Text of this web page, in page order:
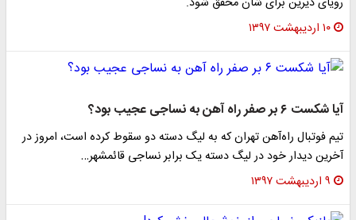
۱۰ اردیبهشت ۱۳۹۷
آیا شکست ۶ بر صفر راه آهن به نساجی عجیب بود؟
تیم فوتبال راه‌آهن تهران که به لیگ دسته دو سقوط کرده است، امروز در
آخرین دیدار خود در لیگ دسته یک برابر نساجی قائمشهر…
۹ اردیبهشت ۱۳۹۷